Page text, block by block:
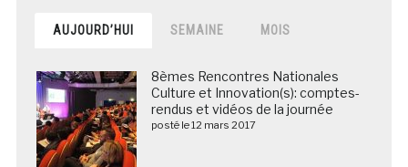
AUJOURD’HUI SEMAINE MOIS
8èmes Rencontres Nationales
Culture et Innovation(s): comptes-
rendus et vidéos de la journée
posté le 12 mars 2017